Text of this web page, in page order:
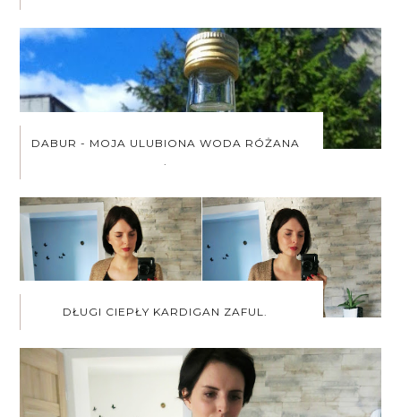
DABUR - MOJA ULUBIONA WODA RÓŻANA
DŁUGI CIEPŁY KARDIGAN ZAFUL.